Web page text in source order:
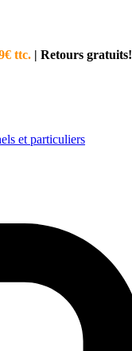
ttc. | Retours gratuits!
et particuliers